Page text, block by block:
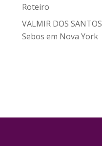
Roteiro
VALMIR DOS SANTOS
Sebos em Nova York